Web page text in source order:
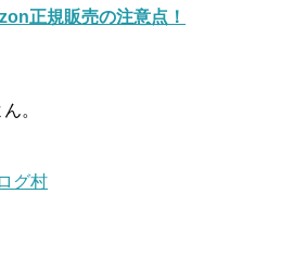
正規販売の注意点！
。
グ村